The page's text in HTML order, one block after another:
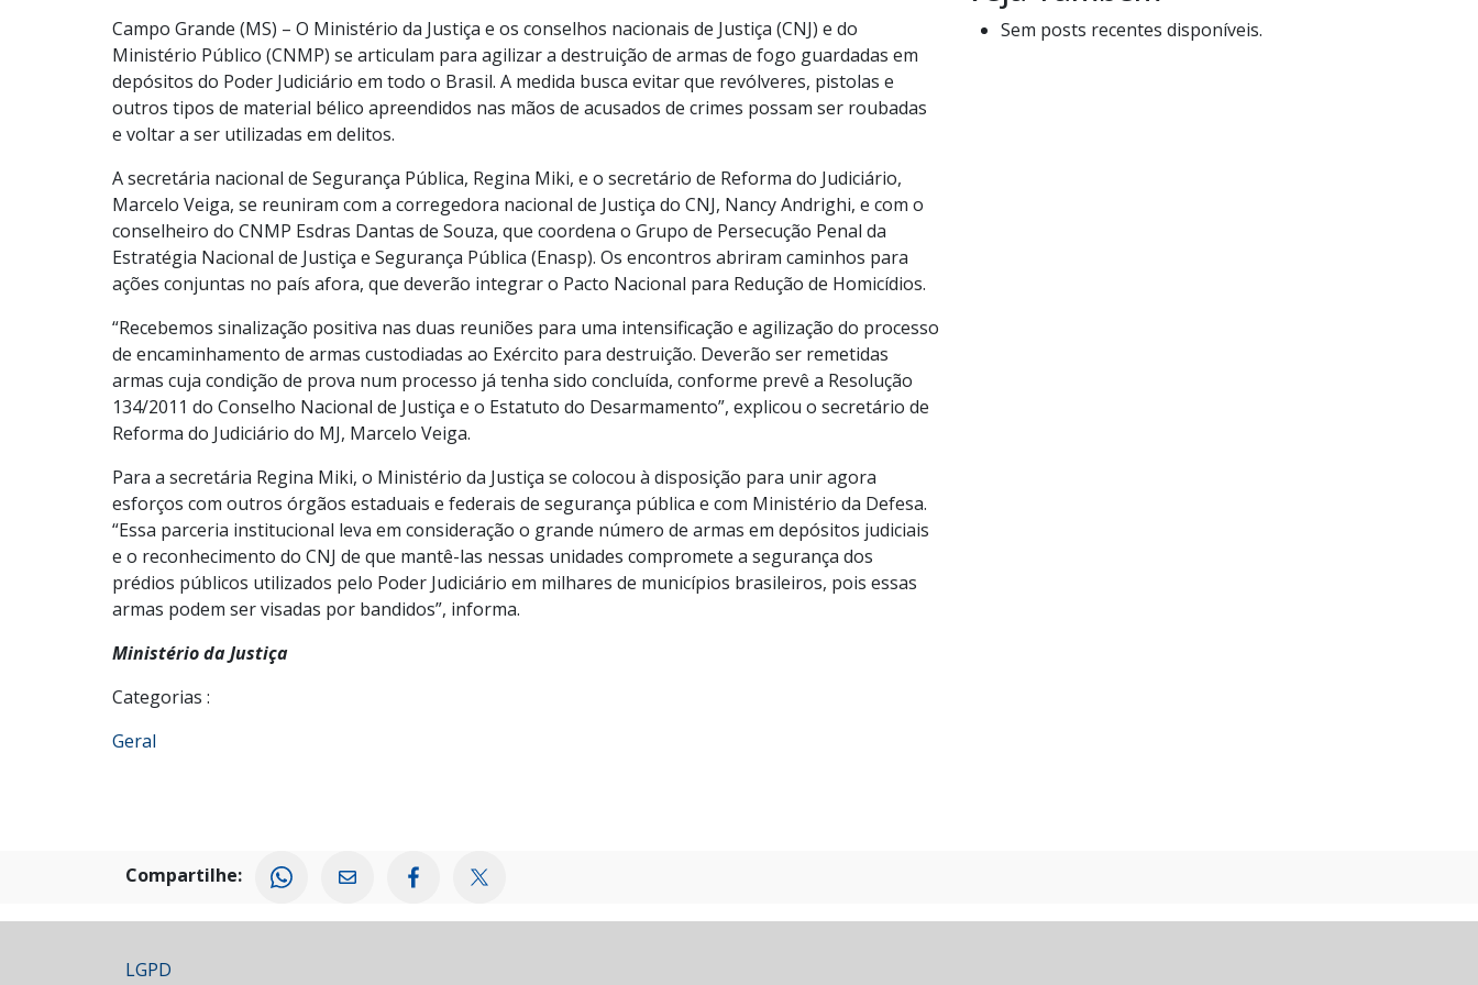
Campo Grande (MS) – O Ministério da Justiça e os conselhos nacionais de Justiça (CNJ) e do
Ministério Público (CNMP) se articulam para agilizar a destruição de armas de fogo guardadas em
depósitos do Poder Judiciário em todo o Brasil. A medida busca evitar que revólveres, pistolas e
outros tipos de material bélico apreendidos nas mãos de acusados de crimes possam ser roubadas
e voltar a ser utilizadas em delitos.
A secretária nacional de Segurança Pública, Regina Miki, e o secretário de Reforma do Judiciário,
Marcelo Veiga, se reuniram com a corregedora nacional de Justiça do CNJ, Nancy Andrighi, e com o
conselheiro do CNMP Esdras Dantas de Souza, que coordena o Grupo de Persecução Penal da
Estratégia Nacional de Justiça e Segurança Pública (Enasp). Os encontros abriram caminhos para
ações conjuntas no país afora, que deverão integrar o Pacto Nacional para Redução de Homicídios.
“Recebemos sinalização positiva nas duas reuniões para uma intensificação e agilização do processo
de encaminhamento de armas custodiadas ao Exército para destruição. Deverão ser remetidas
armas cuja condição de prova num processo já tenha sido concluída, conforme prevê a Resolução
134/2011 do Conselho Nacional de Justiça e o Estatuto do Desarmamento”, explicou o secretário de
Reforma do Judiciário do MJ, Marcelo Veiga.
Para a secretária Regina Miki, o Ministério da Justiça se colocou à disposição para unir agora
esforços com outros órgãos estaduais e federais de segurança pública e com Ministério da Defesa.
“Essa parceria institucional leva em consideração o grande número de armas em depósitos judiciais
e o reconhecimento do CNJ de que mantê-las nessas unidades compromete a segurança dos
prédios públicos utilizados pelo Poder Judiciário em milhares de municípios brasileiros, pois essas
armas podem ser visadas por bandidos”, informa.
Ministério da Justiça
Categorias :
Geral
Sem posts recentes disponíveis.
Compartilhe:
LGPD